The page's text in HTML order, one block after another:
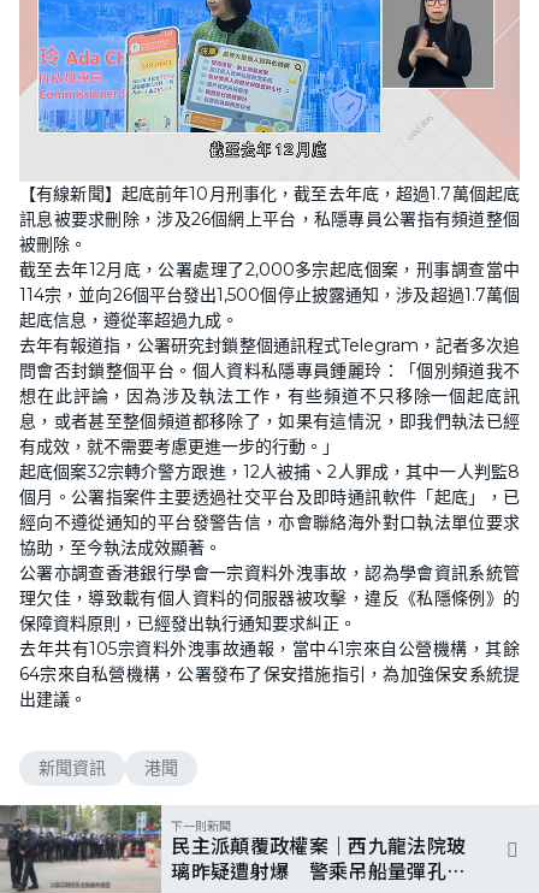
n
m
u
t
o
a
d
e
2
4
.
0
0
%
【有線新聞】起底前年10月刑事化，截至去年底，超過1.7萬個起底
訊息被要求刪除，涉及26個網上平台，私隱專員公署指有頻道整個
被刪除。
截至去年12月底，公署處理了2,000多宗起底個案，刑事調查當中
114宗，並向26個平台發出1,500個停止披露通知，涉及超過1.7萬個
起底信息，遵從率超過九成。
去年有報道指，公署研究封鎖整個通訊程式Telegram，記者多次追
問會否封鎖整個平台。個人資料私隱專員鍾麗玲：「個別頻道我不
想在此評論，因為涉及執法工作，有些頻道不只移除一個起底訊
息，或者甚至整個頻道都移除了，如果有這情況，即我們執法已經
有成效，就不需要考慮更進一步的行動。」
起底個案32宗轉介警方跟進，12人被捕、2人罪成，其中一人判監8
個月。公署指案件主要透過社交平台及即時通訊軟件「起底」，已
經向不遵從通知的平台發警告信，亦會聯絡海外對口執法單位要求
協助，至今執法成效顯著。
公署亦調查香港銀行學會一宗資料外洩事故，認為學會資訊系統管
理欠佳，導致載有個人資料的伺服器被攻擊，違反《私隱條例》的
保障資料原則，已經發出執行通知要求糾正。
去年共有105宗資料外洩事故通報，當中41宗來自公營機構，其餘
64宗來自私營機構，公署發布了保安措施指引，為加強保安系統提
出建議。
新聞資訊 港聞
下一則新聞
民主派顛覆政權案｜西九龍法院玻
璃昨疑遭射爆 警乘吊船量彈孔